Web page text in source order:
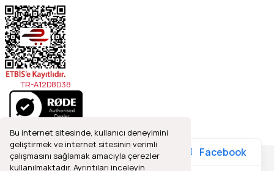
Bu internet sitesinde, kullanıcı deneyimini
geliştirmek ve internet sitesinin verimli
çalışmasını sağlamak amacıyla çerezler
kullanılmaktadır. Ayrıntıları inceleyin
TR-A12D8D38
Facebook